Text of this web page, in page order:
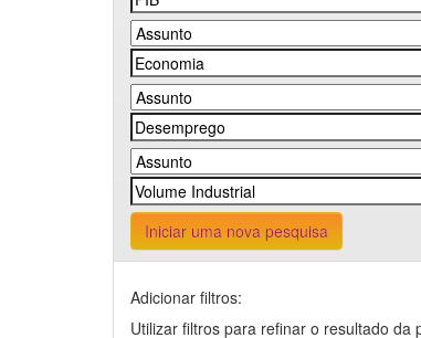
Iniciar uma nova pesquisa
Adicionar filtros:
Utilizar filtros para refinar o resultado da